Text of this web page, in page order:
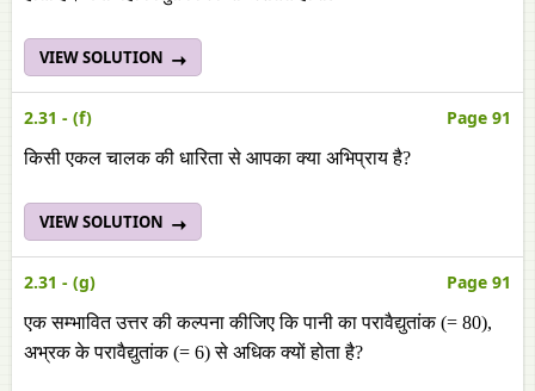
VIEW SOLUTION
2.31 - (f) Page 91
किसी एकल चालक की धारिता से आपका क्या अभिप्राय है?
VIEW SOLUTION
2.31 - (g) Page 91
एक सम्भावित उत्तर की कल्पना कीजिए कि पानी का परावैद्युतांक (= 80),
अभ्रक के परावैद्युतांक (= 6) से अधिक क्यों होता है?